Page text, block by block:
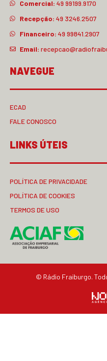
Comercial: 49 99199.9170
Recepção: 49 3246.2507
Financeiro: 49 99841.2907
Email:
NAVEGUE
ECAD
FALE CONOSCO
LINKS ÚTEIS
POLÍTICA DE PRIVACIDADE
POLÍTICA DE COOKIES
TERMOS DE USO
© Rádio Fraiburgo.